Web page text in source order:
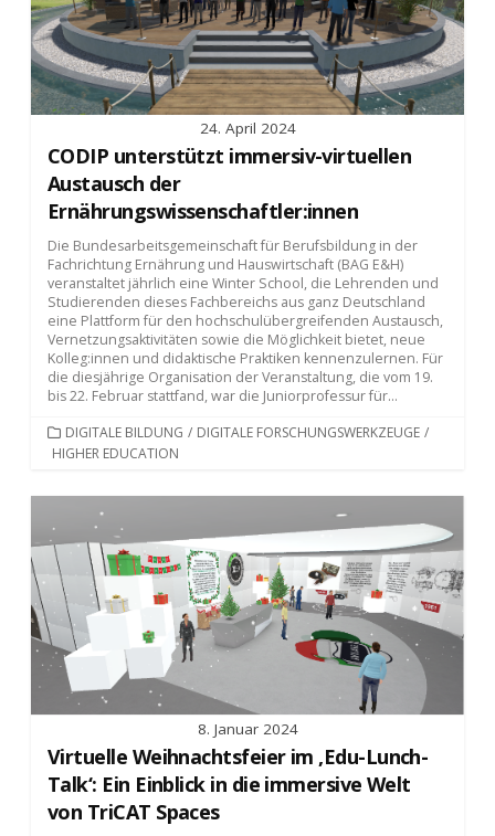
24. April 2024
CODIP unterstützt immersiv-virtuellen
Austausch der
Ernährungswissenschaftler:innen
Die Bundesarbeitsgemeinschaft für Berufsbildung in der
Fachrichtung Ernährung und Hauswirtschaft (BAG E&H)
veranstaltet jährlich eine Winter School, die Lehrenden und
Studierenden dieses Fachbereichs aus ganz Deutschland
eine Plattform für den hochschulübergreifenden Austausch,
Vernetzungsaktivitäten sowie die Möglichkeit bietet, neue
Kolleg:innen und didaktische Praktiken kennenzulernen. Für
die diesjährige Organisation der Veranstaltung, die vom 19.
bis 22. Februar stattfand, war die Juniorprofessur für...
KATEGORIEN
DIGITALE BILDUNG / DIGITALE FORSCHUNGSWERKZEUGE /
HIGHER EDUCATION
8. Januar 2024
Virtuelle Weihnachtsfeier im ‚Edu-Lunch-
Talk‘: Ein Einblick in die immersive Welt
von TriCAT Spaces